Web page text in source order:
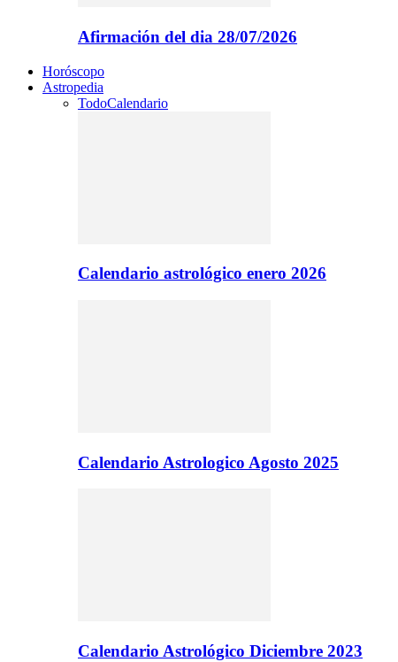
Afirmación del dia 28/07/2026
Horóscopo
Astropedia
TodoCalendario
Calendario astrológico enero 2026
Calendario Astrologico Agosto 2025
Calendario Astrológico Diciembre 2023